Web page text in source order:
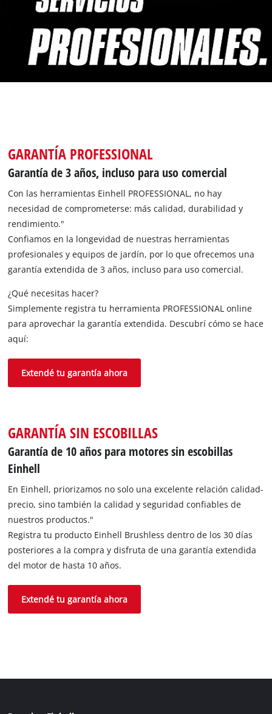
GARANTÍA PROFESSIONAL
Garantía de 3 años, incluso para uso comercial
Con las herramientas Einhell PROFESSIONAL, no hay
necesidad de comprometerse: más calidad, durabilidad y
rendimiento."
Confiamos en la longevidad de nuestras herramientas
profesionales y equipos de jardín, por lo que ofrecemos una
garantía extendida de 3 años, incluso para uso comercial.
¿Qué necesitas hacer?
Simplemente registra tu herramienta PROFESSIONAL online
para aprovechar la garantía extendida. Descubrí cómo se hace
aquí:
Extendé tu garantía ahora
GARANTÍA SIN ESCOBILLAS
Garantía de 10 años para motores sin escobillas
Einhell
En Einhell, priorizamos no solo una excelente relación calidad-
precio, sino también la calidad y seguridad confiables de
nuestros productos."
Registra tu producto Einhell Brushless dentro de los 30 días
posteriores a la compra y disfruta de una garantía extendida
del motor de hasta 10 años.
Extendé tu garantía ahora